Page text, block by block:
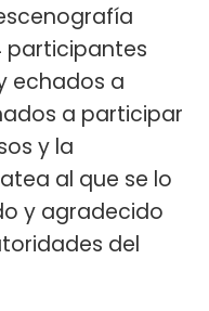
participantes
echados a
a participar
y la
al que se lo
y agradecido
del